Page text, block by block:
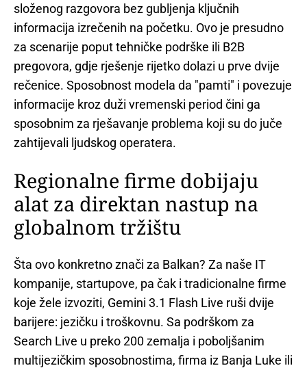
složenog razgovora bez gubljenja ključnih
informacija izrečenih na početku. Ovo je presudno
za scenarije poput tehničke podrške ili B2B
pregovora, gdje rješenje rijetko dolazi u prve dvije
rečenice. Sposobnost modela da "pamti" i povezuje
informacije kroz duži vremenski period čini ga
sposobnim za rješavanje problema koji su do juče
zahtijevali ljudskog operatera.
Regionalne firme dobijaju
alat za direktan nastup na
globalnom tržištu
Šta ovo konkretno znači za Balkan? Za naše IT
kompanije, startupove, pa čak i tradicionalne firme
koje žele izvoziti, Gemini 3.1 Flash Live ruši dvije
barijere: jezičku i troškovnu. Sa podrškom za
Search Live u preko 200 zemalja i poboljšanim
multijezičkim sposobnostima, firma iz Banja Luke ili